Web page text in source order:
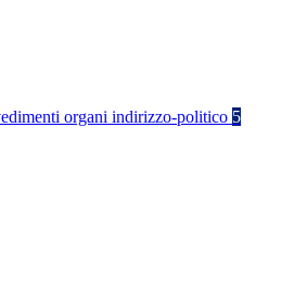
organi indirizzo-politico 5